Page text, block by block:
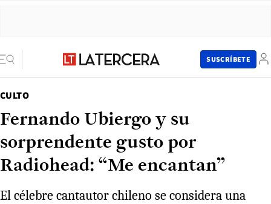
SUSCRÍBETE
CULTO
Fernando Ubiergo y su
sorprendente gusto por
Radiohead: “Me encantan”
El célebre cantautor chileno se considera una